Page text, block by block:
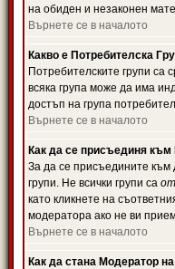
на обиден и незаконен
Върнете се в началото
Какво е Потребителска
Потребителските групи са
всяка група може да има
достъп на група
Върнете се в началото
Как да се присъединя към
За да се присъедините към
групи. Не всички групи са
като кликнете на
модератора ако не ви
Върнете се в началото
Как да стана Модератор